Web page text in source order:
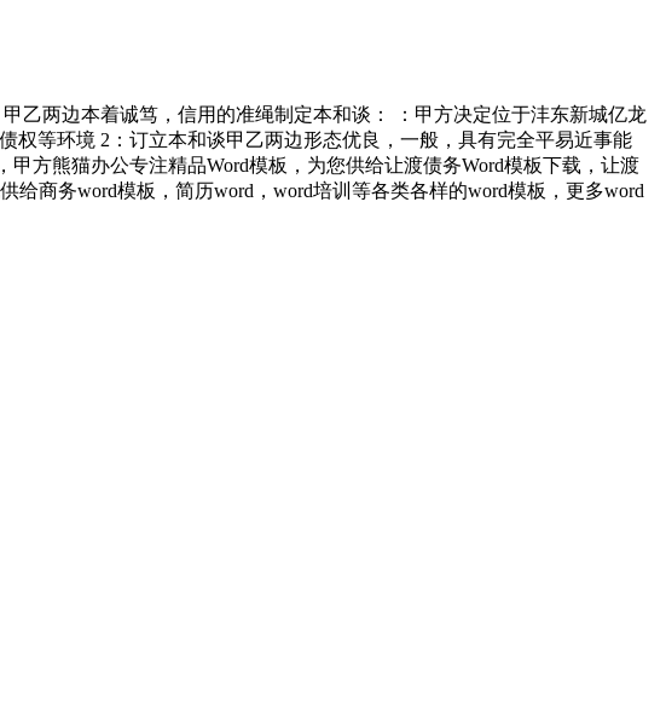
两边本着诚笃，信用的准绳制定本和谈： ：甲方决定位于沣东新城亿龙
权等环境 2：订立本和谈甲乙两边形态优良，一般，具有完全平易近事能
方熊猫办公专注精品Word模板，为您供给让渡债务Word模板下载，让渡
商务word模板，简历word，word培训等各类各样的word模板，更多word